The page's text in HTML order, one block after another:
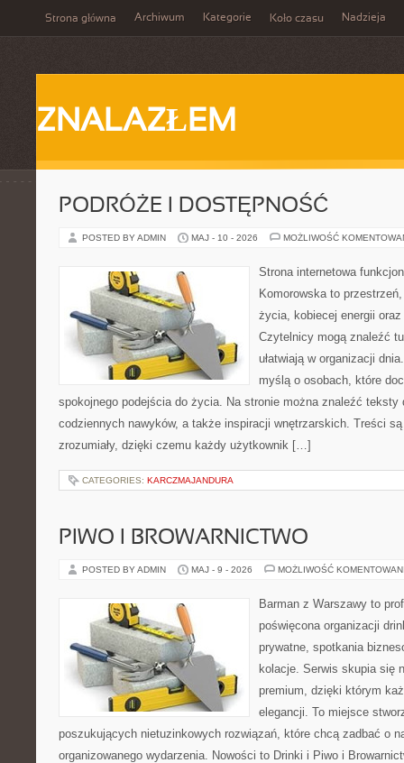
Strona główna Archiwum Kategorie Koło czasu Nadzieja
ZNALAZŁEM
PODRÓŻE I DOSTĘPNOŚĆ
POSTED BY ADMIN MAJ - 10 - 2026 MOŻLIWOŚĆ
Strona internetowa
Komorowska to
życia, kobiecej energii
Czytelnicy mogą znaleźć
ułatwiają w organizacji
myślą o osobach, które
spokojnego podejścia do życia. Na stronie można znaleźć
codziennych nawyków, a także inspiracji wnętrzarskich. Treści
zrozumiały, dzięki czemu każdy użytkownik […]
CATEGORIES: KARCZMAJANDURA
PIWO I BROWARNICTWO
POSTED BY ADMIN MAJ - 9 - 2026 MOŻLIWOŚĆ
Barman z Warszawy to
poświęcona organizacji
prywatne, spotkania
kolacje. Serwis skupia się
premium, dzięki którym
elegancji. To miejsce
poszukujących nietuzinkowych rozwiązań, które chcą zadbać o
organizowanego wydarzenia. Nowości to Drinki i Piwo i